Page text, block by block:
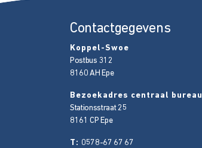
Contactgegevens
Koppel-Swoe
Postbus 312
8160 AH Epe
Bezoekadres centraal bureau
Stationsstraat 25
8161 CP Epe
T: 0578-67 67 67